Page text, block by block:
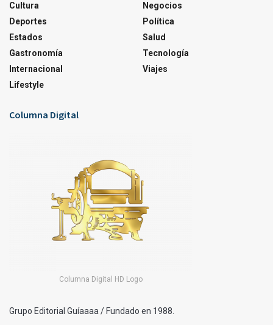
Cultura
Deportes
Estados
Gastronomía
Internacional
Lifestyle
Negocios
Política
Salud
Tecnología
Viajes
Columna Digital
Columna Digital HD Logo
Grupo Editorial Guíaaaa / Fundado en 1988.